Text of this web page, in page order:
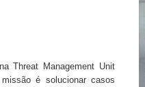
Threat Management Unit
é solucionar casos